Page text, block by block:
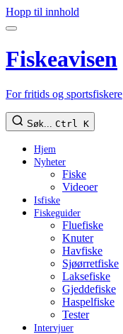
Hopp til innhold
Fiskeavisen
For fritids og sportsfiskere
Søk... Ctrl K
Hjem
Nyheter
Fiske
Videoer
Isfiske
Fiskeguider
Fluefiske
Knuter
Havfiske
Sjøørretfiske
Laksefiske
Gjeddefiske
Haspelfiske
Tester
Intervjuer